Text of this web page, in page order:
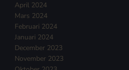
April 2024
Mars 2024
Februari 2024
Januari 2024
December 2023
November 2023